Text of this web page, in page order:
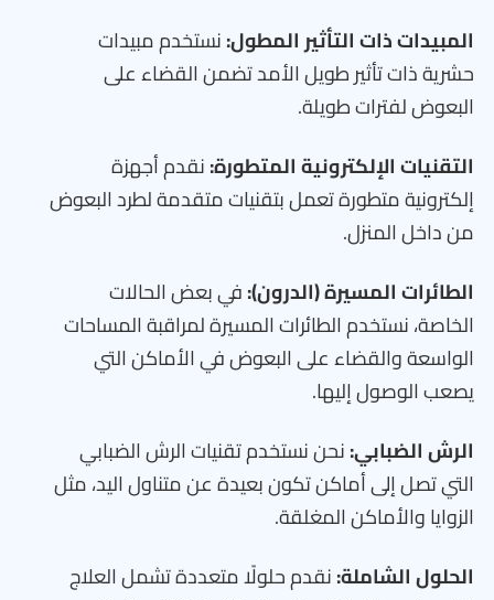
المبيدات ذات التأثير المطول:نستخدم مبيدات
حشرية ذات تأثير طويل الأمد تضمن القضاء على
البعوض لفترات طويلة.
التقنيات الإلكترونية المتطورة:نقدم أجهزة
إلكترونية متطورة تعمل بتقنيات متقدمة لطرد البعوض
من داخل المنزل.
الطائرات المسيرة (الدرون):في بعض الحالات
الخاصة، نستخدم الطائرات المسيرة لمراقبة المساحات
الواسعة والقضاء على البعوض في الأماكن التي
يصعب الوصول إليها.
الرش الضبابي:نحن نستخدم تقنيات الرش الضبابي
التي تصل إلى أماكن تكون بعيدة عن متناول اليد، مثل
الزوايا والأماكن المغلقة.
الحلول الشاملة:نقدم حلولًا متعددة تشمل العلاج